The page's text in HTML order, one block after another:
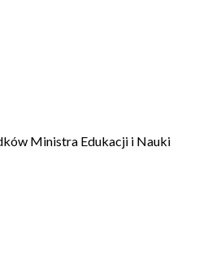
Ministra Edukacji i Nauki